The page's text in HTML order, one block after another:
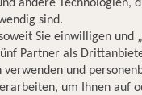
andere Technologien,
sind.
Sie einwilligen und
Partner als
und
um Ihnen auf